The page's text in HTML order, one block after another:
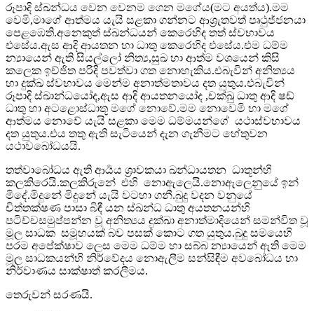
රූපාදි ස්ඛන්ධය වෙන වෙනම ගෙන මගේය(මට අයත්ය).මම
වෙමි,මාගේ ආත්මය යැයි සළකා ගන්නට ආශ්‍රැතවත් පෘථුජ්ජනයා
පෙළඹෙති.අනෙකුත් ස්ඛන්ධයන් කෙරෙහිද තත් ස්වභාවය
එසේය.ඇස ආදි ආයතන හා ධාතු කෙරෙහිද එසේය.එම ධම්ම
න්‍යායෙන් ඇති සියල්ලෝ නිත්‍ය,සුඛ හා ආත්ම වශයෙන් කිසි
කලෙක ඉච්ඡිත පරිදි පවත්වා ගත නොහැකිය.එබැවින් අනිත්‍යය
හා දුක්ඛ ස්වභාවය මෙන්ම අනාත්මතාවය දත යුතුය.එබැවින්
රූපාදි ස්ඛාන්ධයෝද,ඇස ආදි ආයතනයෝද ,චක්ඛු ධාතු ආදි ෂඩ්
ධාතු හා අටළොස්ධාතූ මගේ නොවේ.මම නොවෙමි හා මගේ
ආත්මය නොවේ යැයි සළකා මෙම ධම්මයන්ගේ යථාස්වභාවය
දත යුතුය.එය තතු ඇති සැටියෙන් දැන ගැනීමට හේතුවන
යථාවබෝධයයි.
තත්වාබෝධය ඇති ආර්‍යය ශ්‍රාවකයා ඛන්ධායතන ධාතූන්හි
කලකිරෙයි.කලකිරුනේ එහි නොඇලෙයි.නොඇලෙනුයේ ඉන්
මිදේ.මිදුනේ මිදුනේ යැයි වටහා ගනී.බුදු වදන වනුයේ
චිත්තක්ෂණ පාසා බිඳී යන ස්ඛන්ධ ධාතු අයතනයන්හි
පටිච්චසමුප්පන්න වූ අනිත්‍යය දුක්ඛා අනාත්මාදියෙන් සමන්විත වූ
මූල සාධක සමූහයක් බව පසක් කොට ගත යුතුය.බුදු සමයෙහි
පරම අපේක්ෂාව ලෙස මෙම ධම්ම හා සබ්බ න්‍යායෙන් ඇති මෙම
මූල සාධකයන්හි නිර්වේදය නොඇලීම සන්සිඳීම අවබෝධය හා
නිර්වාණය සාක්ෂාත් කරලීමය.
තෙරුවන් සරණයි.